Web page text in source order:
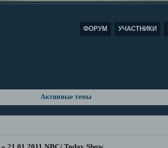
ФОРУМ УЧАСТНИКИ
Активные темы